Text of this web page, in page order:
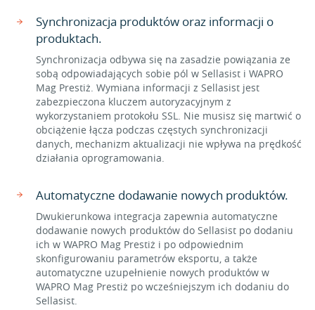
Synchronizacja produktów oraz informacji o
produktach.
Synchronizacja odbywa się na zasadzie powiązania ze
sobą odpowiadających sobie pól w Sellasist i WAPRO
Mag Prestiż. Wymiana informacji z Sellasist jest
zabezpieczona kluczem autoryzacyjnym z
wykorzystaniem protokołu SSL. Nie musisz się martwić o
obciążenie łącza podczas częstych synchronizacji
danych, mechanizm aktualizacji nie wpływa na prędkość
działania oprogramowania.
Automatyczne dodawanie nowych produktów.
Dwukierunkowa integracja zapewnia automatyczne
dodawanie nowych produktów do Sellasist po dodaniu
ich w WAPRO Mag Prestiż i po odpowiednim
skonfigurowaniu parametrów eksportu, a także
automatyczne uzupełnienie nowych produktów w
WAPRO Mag Prestiż po wcześniejszym ich dodaniu do
Sellasist.